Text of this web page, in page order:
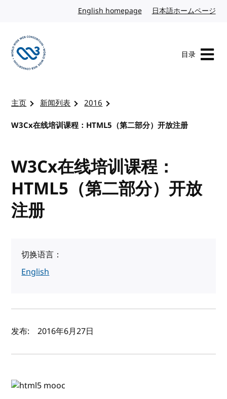
English homepage英文日本語ホームページ
目录
主页 新闻列表
2016
W3Cx在线培训课程：HTML5（第二部分）开放注册
W3Cx在线培训课程：
HTML5（第二部分）开放
注册
切换语言：
English
作者及发布日期
发布: 2016年6月27日